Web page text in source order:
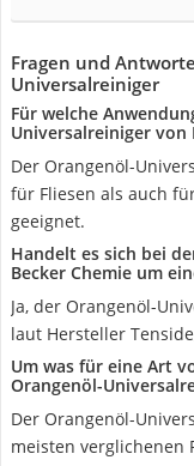
Fragen und
Universalreiniger
Für welche
Universalreiniger von
Der Orangenöl-
für Fliesen als auch
geeignet.
Handelt es sich bei
Becker Chemie um
Ja, der Orangenöl-
laut Hersteller
Um was für eine Art
Orangenöl-
Der Orangenöl-
meisten verglichenen